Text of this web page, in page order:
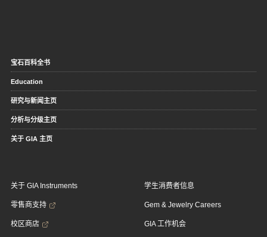
宝石百科全书
Education
研究与新闻主页
分析与分级主页
关于 GIA 主页
关于 GIA Instruments
零售商支持
校区商店
学生消费者信息
Gem & Jewelry Careers
GIA 工作机会